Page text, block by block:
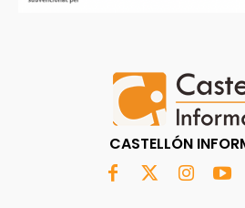
CASTELLÓN